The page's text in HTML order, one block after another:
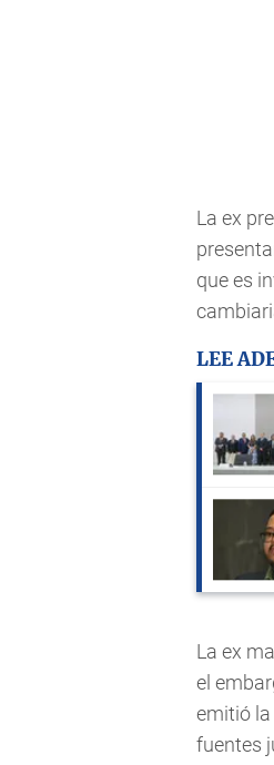
La ex
que es
LEE
La ex
el
emitió
fuentes